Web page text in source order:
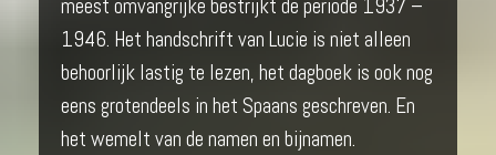
meest omvangrijke bestrijkt de periode 1937 –
1946. Het handschrift van Lucie is niet alleen
behoorlijk lastig te lezen, het dagboek is ook nog
eens grotendeels in het Spaans geschreven. En
het wemelt van de namen en bijnamen.